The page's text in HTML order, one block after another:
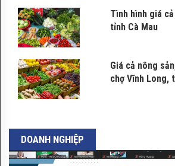
Tình hình giá
tỉnh Cà Mau
Giá cả nông
chợ Vĩnh Long,
DOANH NGHIỆP